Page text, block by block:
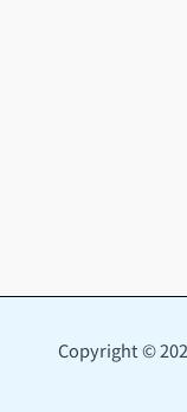
Copyright ©